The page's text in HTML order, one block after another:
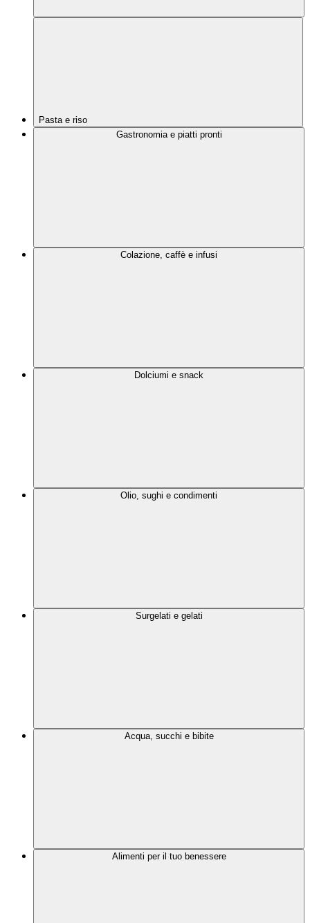
Pasta e riso
Gastronomia e piatti pronti
Colazione, caffè e infusi
Dolciumi e snack
Olio, sughi e condimenti
Surgelati e gelati
Acqua, succhi e bibite
Alimenti per il tuo benessere